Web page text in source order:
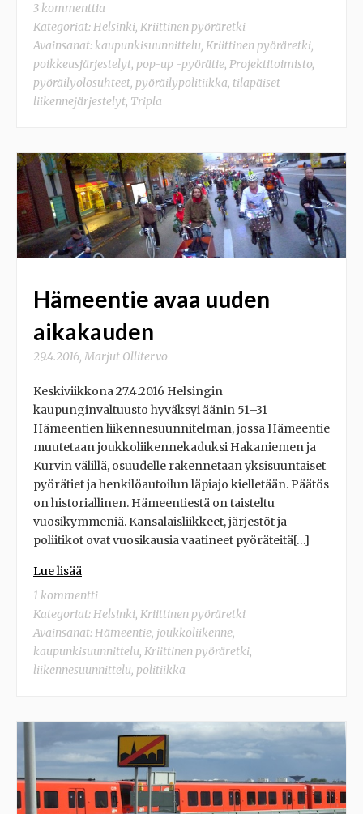
3 kommenttia
Kategoriat:Helsinki, Kriittinen pyöräretki
Avainsanat: kaupunkisuunnittelu, Kriittinen pyöräretki,
poikkeusjärjestelyt, pop-up -pyörätie, Projektitoimisto,
pyöräilyolosuhteet, pyöräilypolitiikka, tilapäiset
liikennejärjestelyt, Tripla
Hämeentie avaa uuden
aikakauden
29.4.2016 Marjut Ollitervo
Keskiviikkona 27.4.2016 Helsingin
kaupunginvaltuusto hyväksyi äänin 51–31
Hämeentien liikennesuunnitelman, jossa Hämeentie
muutetaan joukkoliikennekaduksi Hakaniemen ja
Kurvin välillä, osuudelle rakennetaan yksisuuntaiset
pyörätiet ja henkilöautoilun läpiajo kielletään. Päätös
on historiallinen. Hämeentiestä on taisteltu
vuosikymmeniä. Kansalaisliikkeet, järjestöt ja
poliitikot ovat vuosikausia vaatineet pyöräteitä[…]
Lue lisää
1 kommentti
Kategoriat: Helsinki Kriittinen pyöräretki
Avainsanat: Hämeentie joukkoliikenne
kaupunkisuunnittelu Kriittinen pyöräretki
liikennesuunnittelu politiikka